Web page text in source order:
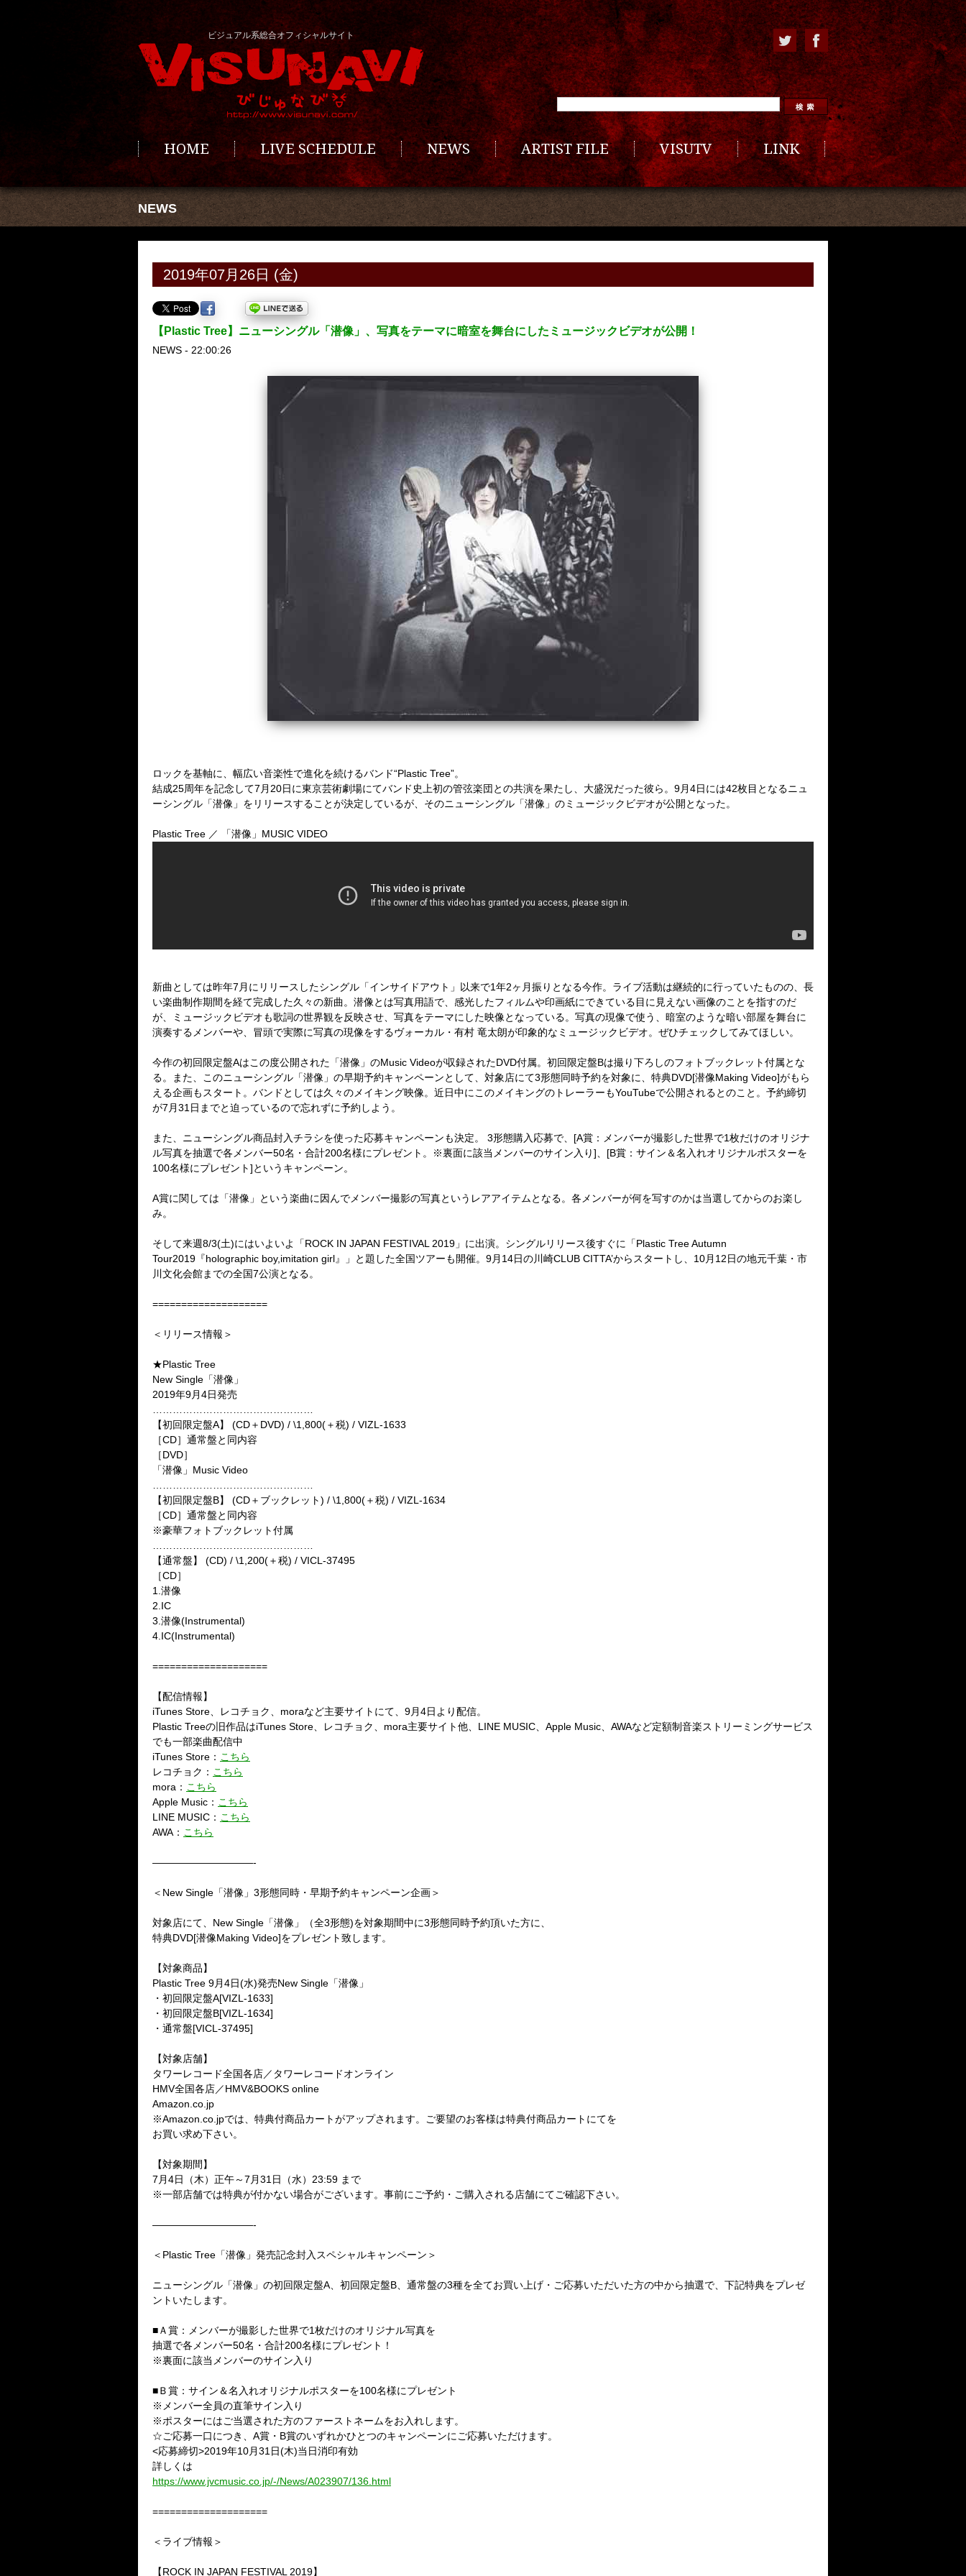
ビジュアル系総合オフィシャルサイト
HOME LIVE SCHEDULE NEWS ARTIST FILE VISUTV LINK
NEWS
2019年07月26日 (金)
【Plastic Tree】ニューシングル「潜像」、写真をテーマに暗室を舞台にしたミュージックビデオが公開！
NEWS - 22:00:26
ロックを基軸に、幅広い音楽性で進化を続けるバンド“Plastic Tree”。
結成25周年を記念して7 月 20日に東京芸術劇場にてバンド史上初の管弦楽団との共演を果たし、大盛況だった彼ら。 9月4日には42枚目となるニュ
ーシングル「潜像」をリリースすることが決定しているが、そのニューシングル「潜像」のミュージックビデオが公開となった。
Plastic Tree ／ 「潜像」 MUSIC VIDEO
新曲としては昨年7 月にリリースしたシングル「インサイドアウト」以来で1年2ヶ月振りとなる今作。ライブ活動は継続的に行っていたものの、長
い楽曲制作期間を経て完成した久々の新曲。潜像とは写真用語で、感光したフィルムや印画紙にできている目に見えない画像のことを指すのだ
が、ミュージックビデオも歌詞の世界観を反映させ、写真をテーマにした映像となっている。写真の現像で使う、暗室のような暗い部屋を舞台に
演奏するメンバーや、冒頭で実際に写真の現像をするヴォーカル・有村 竜太朗が印象的なミュージックビデオ。ぜひチェックしてみてほしい。
今作の初回限定盤Aはこの度公開された「潜像」のMusic Videoが収録されたDVD付属。初回限定盤Bは撮り下ろしのフォトブックレット付属とな
る。また、このニューシングル「潜像」の早期予約キャンペーンとして、対象店にて3形態同時予約を対象に、特典DVD[潜像Making Video]がもら
える企画もスタート。バンドとしては久々のメイキング映像。近日中にこのメイキングのトレーラーもYouTubeで公開されるとのこと。予約締切
が7 月31 日までと迫っているので忘れずに予約しよう。
また、ニューシングル商品封入チラシを使った応募キャンペーンも決定。 3形態購入応募で、 [A賞：メンバーが撮影した世界で1枚だけのオリジナ
ル写真を抽選で各メンバー50名・合計200名様にプレゼント。※裏面に該当メンバーのサイン入り] [B賞：サイン＆名入れオリジナルポスターを
100名様にプレゼント]というキャンペーン。
A賞に関しては「潜像」という楽曲に因んでメンバー撮影の写真というレアアイテムとなる。各メンバーが何を写すのかは当選してからのお楽し
み。
そして来週8/3(土)にはいよいよ「ROCK IN JAPAN FESTIVAL 2019 」に出演。シングルリリース後すぐに「Plastic Tree Autumn
Tour2019 『holographic boy,imitation girl』」と題した全国ツアーも開催。 9月 14日の川崎CLUB CITTA’からスタートし、 10月 12日の地元千葉・市
川文化会館までの全国7公演となる。
====================
＜リリース情報＞
★Plastic Tree
New Single 「潜像」
2019年9月4日発売
【初回限定盤A】 (CD＋ DVD) / \1,800(＋税) / VIZL-1633
［CD］通常盤と同内容
［DVD］
「潜像」 Music Video
【初回限定盤B】 (CD＋ブックレット) / \1,800(＋税) / VIZL-1634
［CD］通常盤と同内容
※豪華フォトブックレット付属
【通常盤】
(CD) / \1,200(＋税) / VICL-37495
［CD］
1. 潜像
2.IC
3. 潜像(Instrumental)
4.IC(Instrumental)
====================
【配信情報】
iTunes Store 、レコチョク、 moraなど主要サイトにて、 9月4日より配信。
Plastic Treeの旧作品はiTunes Store 、レコチョク、 mora主要サイト他、 LINE MUSIC Apple Music AWAなど定額制音楽ストリーミングサービス
でも一部楽曲配信中
iTunes Store： こちら
レコチョク： こちら
mora： こちら
Apple Music： こちら
LINE MUSIC： こちら
AWA： こちら
——————————-
＜New Single 「潜像」 3形態同時・早期予約キャンペーン企画＞
対象店にて、 New Single 「潜像」（全3形態)を対象期間中に3形態同時予約頂いた方に、
特典DVD[潜像Making Video]をプレゼント致します。
【対象商品】
Plastic Tree 9月4日(水)発売New Single 「潜像」
・初回限定盤A[VIZL-1633]
・初回限定盤B[VIZL-1634]
・通常盤[VICL-37495]
【対象店舗】
タワーレコード全国各店／タワーレコードオンライン
HMV全国各店／HMV&BOOKS online
Amazon.co.jp
※Amazon.co.jpでは、特典付商品カートがアップされます。ご要望のお客様は特典付商品カートにてを
お買い求め下さい。
【対象期間】
7 月4日（木）正午～7 月31 日（水） 23:59 まで
※一部店舗では特典が付かない場合がございます。事前にご予約・ご購入される店舗にてご確認下さい。
——————————-
＜Plastic Tree 「潜像」発売記念封入スペシャルキャンペーン＞
ニューシングル「潜像」の初回限定盤A 、初回限定盤B 、通常盤の3種を全てお買い上げ・ご応募いただいた方の中から抽選で、下記特典をプレゼ
ントいたします。
■Ａ賞：メンバーが撮影した世界で1枚だけのオリジナル写真を
抽選で各メンバー50名・合計200名様にプレゼント！
※裏面に該当メンバーのサイン入り
■Ｂ賞：サイン＆名入れオリジナルポスターを100名様にプレゼント
※ メンバー全員の直筆サイン入り
※ポスターにはご当選された方のファーストネームをお入れします。
☆ご応募一口につき、 A賞・ B賞のいずれかひとつのキャンペーンにご応募いただけます。
<応募締切>2019年10月31 日(木)当日消印有効
詳しくは
https://www.jvcmusic.co.jp/-/News/A023907/136.html
====================
＜ライブ情報＞
【ROCK IN JAPAN FESTIVAL 2019】